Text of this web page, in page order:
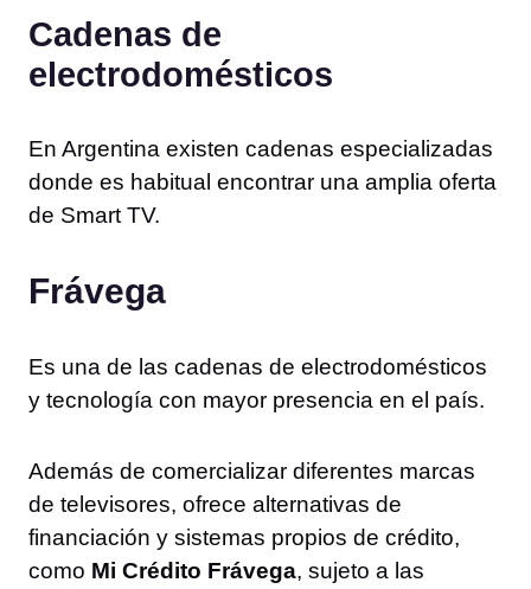
Cadenas de
electrodomésticos
En Argentina existen cadenas especializadas
donde es habitual encontrar una amplia oferta
de Smart TV.
Frávega
Es una de las cadenas de electrodomésticos
y tecnología con mayor presencia en el país.
Además de comercializar diferentes marcas
de televisores, ofrece alternativas de
financiación y sistemas propios de crédito,
como Mi Crédito Frávega, sujeto a las